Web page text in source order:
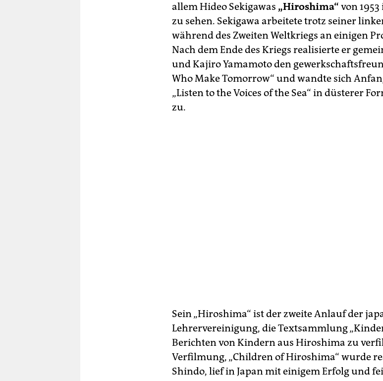
allem Hideo Sekigawas „Hiroshima“ von
zu sehen. Sekigawa arbeitete trotz seiner
während des Zweiten Weltkriegs an einigen
Nach dem Ende des Kriegs realisierte er
und Kajiro Yamamoto den
Who Make Tomorrow“ und wandte sich
„Listen to the Voices of the Sea“ in düsterer
zu.
Sein „Hiroshima“ ist der zweite Anlauf der
Lehrervereinigung, die Textsammlung
Berichten von Kindern aus Hiroshima zu
Verfilmung, „Children of Hiroshima“ wurde
Shindo, lief in Japan mit einigem Erfolg und